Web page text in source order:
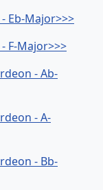
Eb-Major>>>
F-Major>>>
- Ab-
- A-
- Bb-